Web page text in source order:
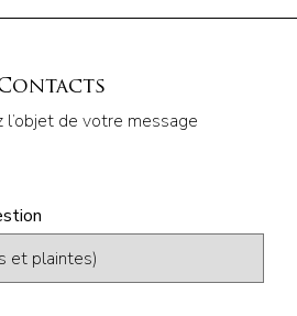
l’objet de votre message